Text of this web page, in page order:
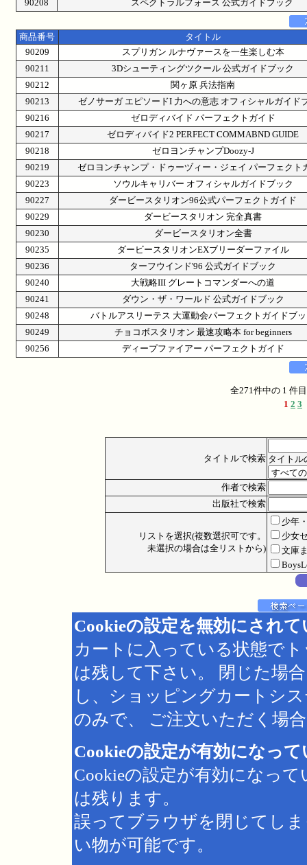
90208 スペクトラルフォース 公式ガイドブック
商品番号
タイトル
90209
スプリガン ルナヴァースを一生楽しむ本
90211
3Dシューティングツクール 公式ガイドブック
90212
関ヶ原 兵法指南
90213
ゼノサーガ エピソードI 力への意志 オフィシャルガイド
90216
ゼロディバイド パーフェクトガイド
90217
ゼロディバイド2 PERFECT COMMABND GUIDE
90218
ゼロヨンチャンプDoozy-J
90219
ゼロヨンチャンプ・ドゥーヅィー・ジェイ パーフェクト
90223
ソウルキャリバー オフィシャルガイドブック
90227
ダービースタリオン96公式パーフェクトガイド
90229
ダービースタリオン 完全真書
90230
ダービースタリオン全書
90235
ダービースタリオンEXブリーダーファイル
90236
ターフウインド'96 公式ガイドブック
90240
大戦略III グレートコマンダーへの道
90241
ダウン・ザ・ワールド 公式ガイドブック
90248
バトルアスリーテス 大運動会パーフェクトガイドブ
90249
チョコボスタリオン 最速攻略本 for beginners
90256
ディープファイアー パーフェクトガイド
全271件中の 1 件
1 2 3
タイトルで検索 タイトル
作者で検索
出版社で検索
リストを選択(複数選択可です。
未選択の場合は全リストから)
少年
少女
文庫
Cookieの設定を無効にされ
カートに入っている状態で
は残して下さい。 閉じた場
し、ショッピングカートシ
のみで、 ご注文いただく場
Cookieの設定が有効になっ
Cookieの設定が有効になっ
は残ります。
誤ってブラウザを閉じてし
い物が可能です。